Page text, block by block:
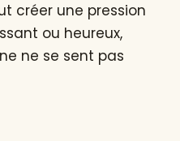
créer une pression
ou heureux,
ne se sent pas